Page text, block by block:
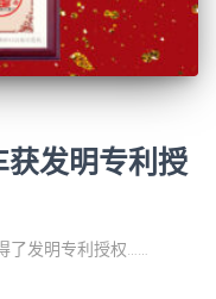
获发明专利授
了发明专利授权……